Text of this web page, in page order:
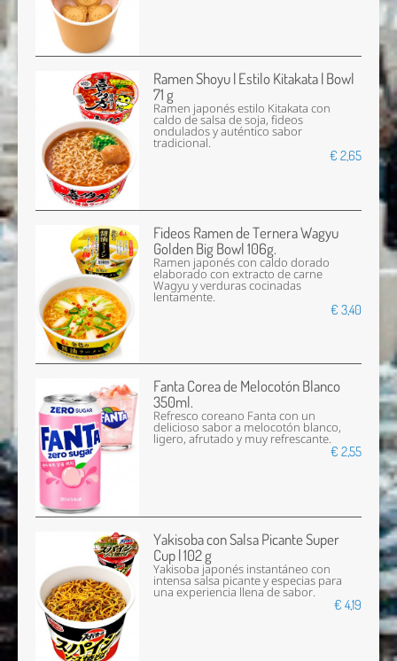
Ramen Shoyu | Estilo Kitakata | Bowl
71 g
Ramen japonés estilo Kitakata con
caldo de salsa de soja, fideos
ondulados y auténtico sabor
tradicional.
€ 2,65
Fideos Ramen de Ternera Wagyu
Golden Big Bowl 106g.
Ramen japonés con caldo dorado
elaborado con extracto de carne
Wagyu y verduras cocinadas
lentamente.
€ 3,40
Fanta Corea de Melocotón Blanco
350ml.
Refresco coreano Fanta con un
delicioso sabor a melocotón blanco,
ligero, afrutado y muy refrescante.
€ 2,55
Yakisoba con Salsa Picante Super
Cup | 102 g
Yakisoba japonés instantáneo con
intensa salsa picante y especias para
una experiencia llena de sabor.
€ 4,19